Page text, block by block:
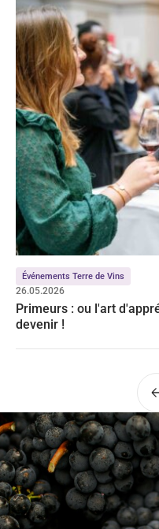
Événements Terre de Vins
26.05.2026
Primeurs : ou l'art
devenir !